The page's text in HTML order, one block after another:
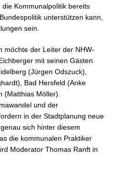
Kommunalpolitik bereits
unterstützen kann,
sein.
möchte der Leiter der NHW-
mit seinen Gästen
(Jürgen Odszuck),
Bad Hersfeld (Anke
(Matthias Möller).
und der
in der Stadtplanung neue
sich hinter diesem
die kommunalen Praktiker
Moderator Thomas Ranft in